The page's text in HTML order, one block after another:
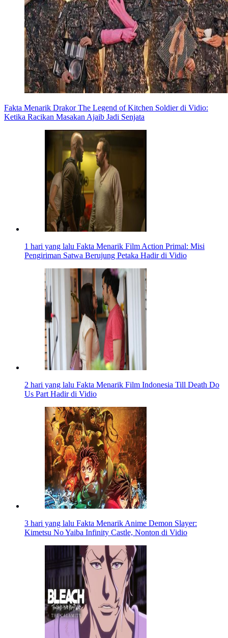
Fakta Menarik Drakor The Legend of Kitchen Soldier di Vidio:
Ketika Racikan Masakan Ajaib Jadi Senjata
1 hari yang lalu Fakta Menarik Film Action Primal: Misi
Pengiriman Satwa Berujung Petaka Hadir di Vidio
2 hari yang lalu Fakta Menarik Film Indonesia Till Death Do
Us Part Hadir di Vidio
3 hari yang lalu Fakta Menarik Anime Demon Slayer:
Kimetsu No Yaiba Infinity Castle, Nonton di Vidio